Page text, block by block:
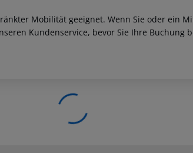
Mobilität geeignet. Wenn Sie oder ein
Kundenservice, bevor Sie Ihre Buchung